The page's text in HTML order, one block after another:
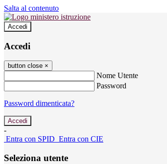
Salta al contenuto
Accedi
Accedi
button close ×
Nome Utente
Password
Password dimenticata?
-
Entra con SPID Entra con CIE
Seleziona utente